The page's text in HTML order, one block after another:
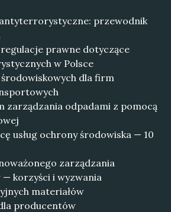
antyterrorystyczne: przewodnik
prawne dotyczące
w Polsce
dla firm
zarządzania odpadami z pomocą
usług ochrony środowiska — 10
zarządzania
— korzyści i wyzwania
materiałów
producentów